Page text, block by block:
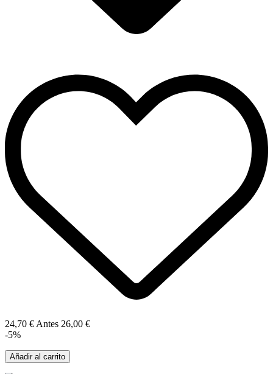
24,70 € Antes 26,00 €
-5%
Añadir al carrito